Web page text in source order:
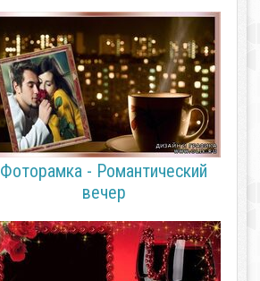
Фоторамка - Романтический
вечер